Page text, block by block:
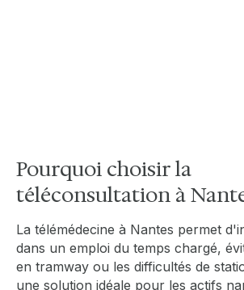
Pourquoi choisir la
téléconsultation à
La télémédecine à Nantes permet
dans un emploi du temps chargé,
en tramway ou les difficultés de
une solution idéale pour les actifs